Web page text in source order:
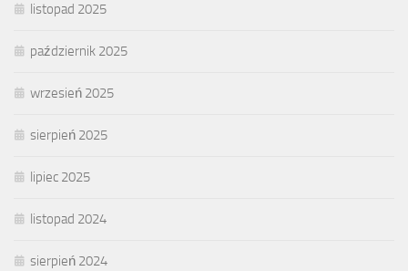
listopad 2025
październik 2025
wrzesień 2025
sierpień 2025
lipiec 2025
listopad 2024
sierpień 2024